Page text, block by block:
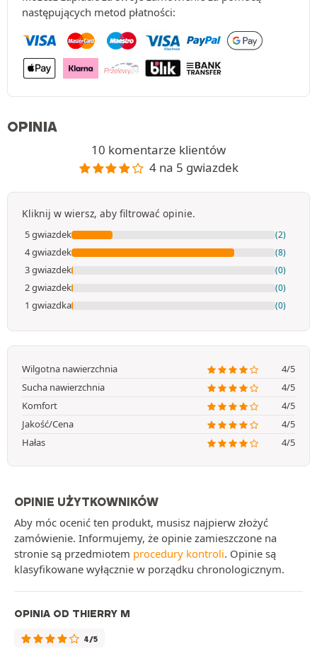
następujących metod płatności:
OPINIA
10 komentarze klientów
4 na 5 gwiazdek
Kliknij w wiersz, aby filtrować opinie.
5 gwiazdek (2)
4 gwiazdek (8)
3 gwiazdek (0)
2 gwiazdek (0)
1 gwiazdka (0)
Wilgotna nawierzchnia
4/5
Sucha nawierzchnia
4/5
Komfort
4/5
Jakość/Cena
4/5
Hałas
4/5
OPINIE UŻYTKOWNIKÓW
Aby móc ocenić ten produkt, musisz najpierw złożyć
zamówienie. Informujemy, że opinie zamieszczone na
stronie są przedmiotem procedury kontroli. Opinie są
klasyfikowane wyłącznie w porządku chronologicznym.
OPINIA OD THIERRY M
4/5